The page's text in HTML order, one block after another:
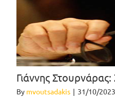
Γιάννης
By mvoutsadakis | 31/10/